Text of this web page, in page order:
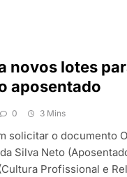
novos lotes
aposentado
0 3 Mins
solicitar o documento
Silva Neto
Profissional e